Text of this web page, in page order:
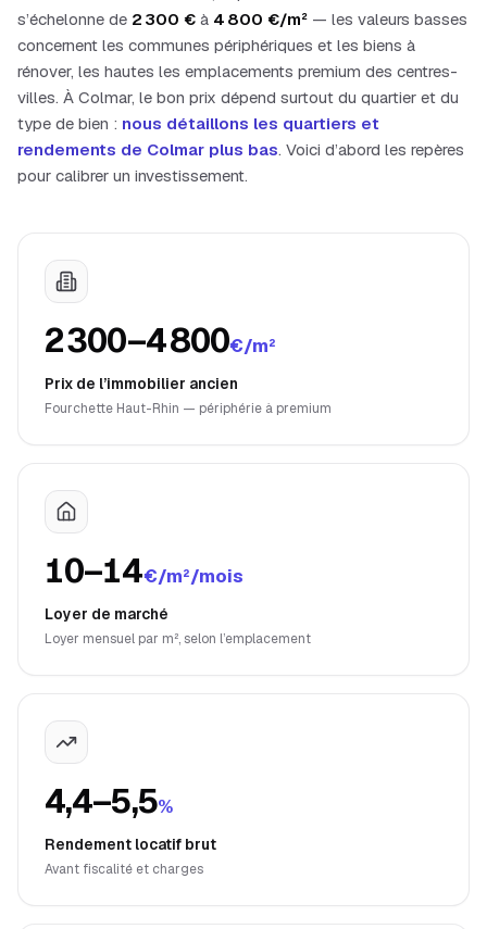
s’échelonne de 2 300 € à 4 800 €/m² — les valeurs basses
concernent les communes périphériques et les biens à
rénover, les hautes les emplacements premium des centres-
villes. À Colmar, le bon prix dépend surtout du quartier et du
type de bien : nous détaillons les quartiers et
rendements de Colmar plus bas. Voici d’abord les repères
pour calibrer un investissement.
2 300–4 800€/m²
Prix de l’immobilier ancien
Fourchette Haut-Rhin — périphérie à premium
10–14€/m²/mois
Loyer de marché
Loyer mensuel par m², selon l’emplacement
4,4–5,5%
Rendement locatif brut
Avant fiscalité et charges